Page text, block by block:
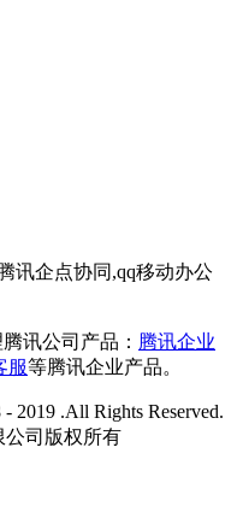
讯公司产品： 腾讯企业
服等腾讯企业产品。
2019 .All Rights Reserved.
公司版权所有